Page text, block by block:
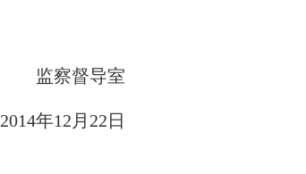
监察督导室
2014年12 月22 日